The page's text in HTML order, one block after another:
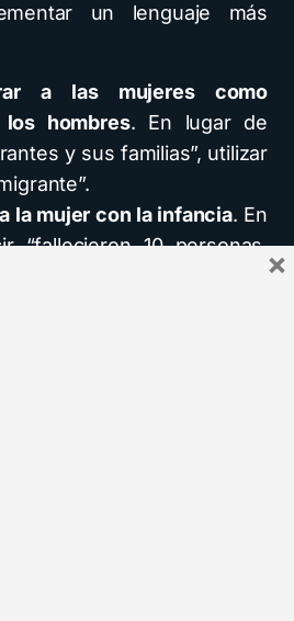
un lenguaje más
a las mujeres como
hombres. En lugar de
y sus familias”, utilizar
la mujer con la infancia. En
“fallecieron 10 personas,
y 2 niños”, utilizar
personas; 5 hombres, 3
relevante en su contexto
construcción para un
una mujer. No hacer
físico o a la condición
una mujer, si no lo haces
un hombre.
“el personal de limpieza”.
×